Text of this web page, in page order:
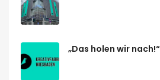
„Das holen wir nach!“